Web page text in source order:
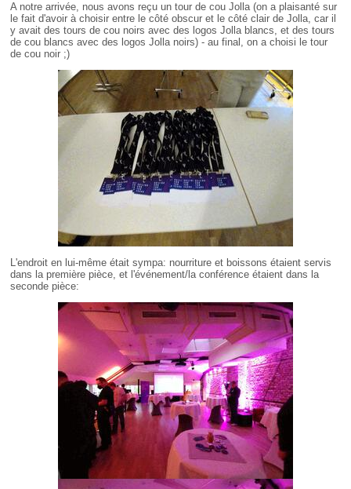
A notre arrivée, nous avons reçu un tour de cou Jolla (on a plaisanté sur
le fait d'avoir à choisir entre le côté obscur et le côté clair de Jolla, car il
y avait des tours de cou noirs avec des logos Jolla blancs, et des tours
de cou blancs avec des logos Jolla noirs) - au final, on a choisi le tour
de cou noir ;)
L'endroit en lui-même était sympa: nourriture et boissons étaient servis
dans la première pièce, et l'événement/la conférence étaient dans la
seconde pièce: